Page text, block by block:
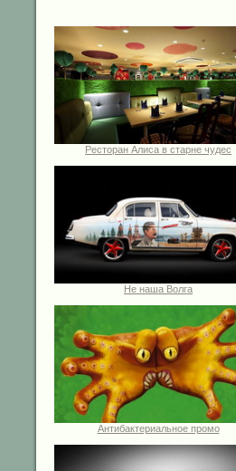
Ресторан Алиса в старне чудес
Не наша Волга
Антибактериальное промо